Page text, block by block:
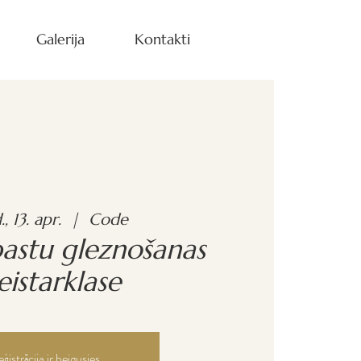
Galerija Kontakti
13. apr.
  |
Code
gleznošanas